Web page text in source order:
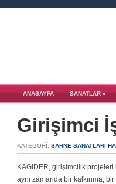
ANASAYFA SANATLAR»
Girişimci
KATEGORI: SAHNE SANATLARI
KAGİDER, girişimcilik projeleri
aynı zamanda bir kalkınma,